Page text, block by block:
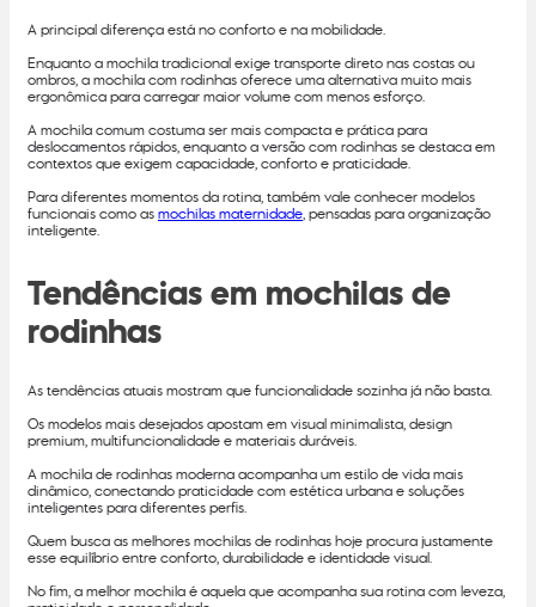
A principal diferença está no conforto e na mobilidade.
Enquanto a mochila tradicional exige transporte direto nas costas ou
ombros, a mochila com rodinhas oferece uma alternativa muito mais
ergonômica para carregar maior volume com menos esforço.
A mochila comum costuma ser mais compacta e prática para
deslocamentos rápidos, enquanto a versão com rodinhas se destaca em
contextos que exigem capacidade, conforto e praticidade.
Para diferentes momentos da rotina, também vale conhecer modelos
funcionais como asmochilas maternidade, pensadas para organização
inteligente.
Tendências em mochilas de
rodinhas
As tendências atuais mostram que funcionalidade sozinha já não basta.
Os modelos mais desejados apostam em visual minimalista, design
premium, multifuncionalidade e materiais duráveis.
A mochila de rodinhas moderna acompanha um estilo de vida mais
dinâmico, conectando praticidade com estética urbana e soluções
inteligentes para diferentes perfis.
Quem busca as melhores mochilas de rodinhas hoje procura justamente
esse equilíbrio entre conforto, durabilidade e identidade visual.
No fim, a melhor mochila é aquela que acompanha sua rotina com leveza,